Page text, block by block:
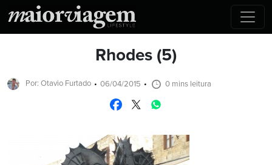
Rhodes (5)
Por: Otavio Furtado 06/04/2015 0 mins leitura